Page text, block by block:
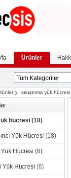
Ürünler
sıkıştırma yük hücresi
hücresi (18)
Yük Hücresi (18)
Hücresi (6)
Yük Hücresi (6)